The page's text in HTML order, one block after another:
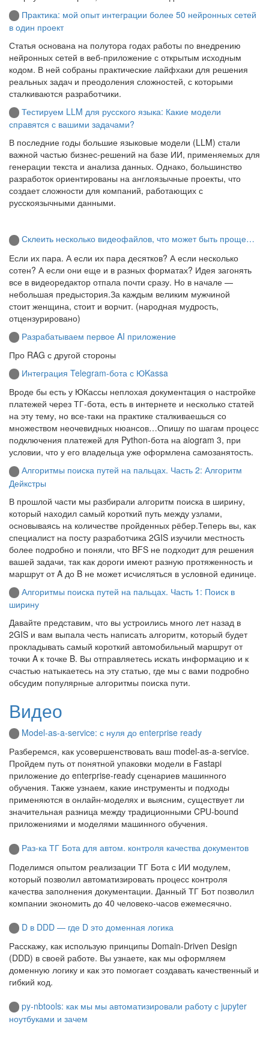
Практика: мой опыт интеграции более 50 нейронных сетей
в один проект
Статья основана на полутора годах работы по внедрению
нейронных сетей в веб-приложение с открытым исходным
кодом. В ней собраны практические лайфхаки для решения
реальных задач и преодоления сложностей, с которыми
сталкиваются разработчики.
Тестируем LLM для русского языка: Какие модели
справятся с вашими задачами?
В последние годы большие языковые модели (LLM) стали
важной частью бизнес-решений на базе ИИ, применяемых для
генерации текста и анализа данных. Однако, большинство
разработок ориентированы на англоязычные проекты, что
создает сложности для компаний, работающих с
русскоязычными данными.
Склеить несколько видеофайлов, что может быть проще…
Если их пара. А если их пара десятков? А если несколько
сотен? А если они еще и в разных форматах? Идея загонять
все в видеоредактор отпала почти сразу. Но в начале —
небольшая предыстория.За каждым великим мужчиной
стоит женщина, стоит и ворчит. (народная мудрость,
отцензурировано)
Разрабатываем первое AI приложение
Про RAG с другой стороны
Интеграция Telegram-бота с ЮKassa
Вроде бы есть у ЮКассы неплохая документация о настройке
платежей через ТГ-бота, есть в интернете и несколько статей
на эту тему, но все-таки на практике сталкиваешься со
множеством неочевидных нюансов…Опишу по шагам процесс
подключения платежей для Python-бота на aiogram 3, при
условии, что у его владельца уже оформлена самозанятость.
Алгоритмы поиска путей на пальцах. Часть 2: Алгоритм
Дейкстры
В прошлой части мы разбирали алгоритм поиска в ширину,
который находил самый короткий путь между узлами,
основываясь на количестве пройденных рёбер.Теперь вы, как
специалист на посту разработчика 2GIS изучили местность
более подробно и поняли, что BFS не подходит для решения
вашей задачи, так как дороги имеют разную протяженность и
маршрут от A до B не может исчисляться в условной единице.
Алгоритмы поиска путей на пальцах. Часть 1: Поиск в
ширину
Давайте представим, что вы устроились много лет назад в
2GIS и вам выпала честь написать алгоритм, который будет
прокладывать самый короткий автомобильный маршрут от
точки A к точке B. Вы отправляетесь искать информацию и к
счастью натыкаетесь на эту статью, где мы с вами подробно
обсудим популярные алгоритмы поиска пути.
Видео
Model-as-a-service: с нуля до enterprise ready
Разберемся, как усовершенствовать ваш model-as-a-service.
Пройдем путь от понятной упаковки модели в Fastapi
приложение до enterprise-ready сценариев машинного
обучения. Также узнаем, какие инструменты и подходы
применяются в онлайн-моделях и выясним, существует ли
значительная разница между традиционными CPU-bound
приложениями и моделями машинного обучения.
Раз-ка ТГ Бота для автом. контроля качества документов
Поделимся опытом реализации ТГ Бота с ИИ модулем,
который позволил автоматизировать процесс контроля
качества заполнения документации. Данный ТГ Бот позволил
компании экономить до 40 человеко-часов ежемесячно.
D в DDD — где D это доменная логика
Расскажу, как использую принципы Domain-Driven Design
(DDD) в своей работе. Вы узнаете, как мы оформляем
доменную логику и как это помогает создавать качественный и
гибкий код.
py-nbtools: как мы мы автоматизировали работу с jupyter
ноутбуками и зачем